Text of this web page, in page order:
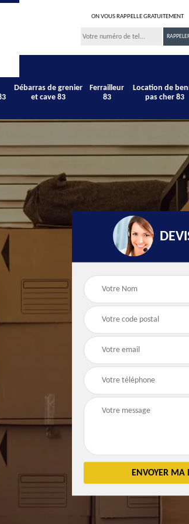
ON VOUS RAPPELLE GRATUITEMENT
Débarras de grenier
et cave 83
Ferrailleur
83
Location de
pas cher 83
de maison 83
Débarras